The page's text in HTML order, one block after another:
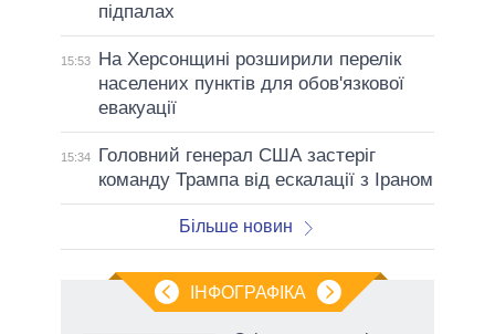
підпалах
15:53
На Херсонщині розширили перелік
населених пунктів для обов'язкової
евакуації
15:34
Головний генерал США застеріг
команду Трампа від ескалації з Іраном
Більше новин
ІНФОГРАФІКА